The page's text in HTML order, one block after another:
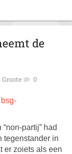
de
0
bsg-
partij” had
tegenstander in
er zoiets als een